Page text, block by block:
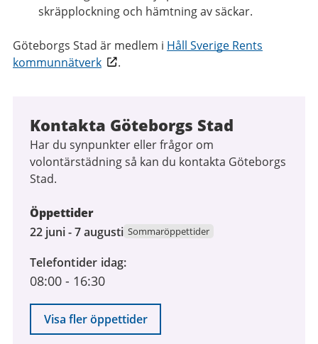
skräpplockning och hämtning av säckar.
Göteborgs Stad är medlem i Håll Sverige Rents
kommunnätverk
.
Kontakta Göteborgs Stad
Har du synpunkter eller frågor om
volontärstädning så kan du kontakta Göteborgs
Stad.
Öppettider
22
2026
till
augusti
2026
22 juni - 7 augusti Sommaröppettider
Telefontider idag
08:00 - 16:30
Visa fler öppettider